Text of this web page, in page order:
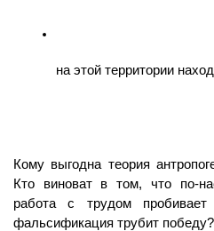
на этой территории
Кому выгодна теория
Кто виноват в том, что по-
работа с трудом
фальсификация трубит победу?